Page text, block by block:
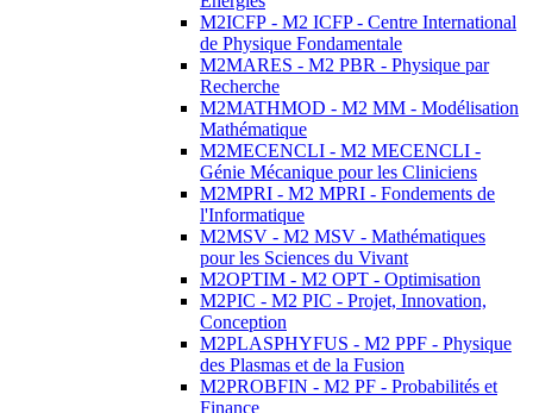
M2ICFP - M2 ICFP - Centre International
de Physique Fondamentale
M2MARES - M2 PBR - Physique par
Recherche
M2MATHMOD - M2 MM - Modélisation
Mathématique
M2MECENCLI - M2 MECENCLI -
Génie Mécanique pour les Cliniciens
M2MPRI - M2 MPRI - Fondements de
l'Informatique
M2MSV - M2 MSV - Mathématiques
pour les Sciences du Vivant
M2OPTIM - M2 OPT - Optimisation
M2PIC - M2 PIC - Projet, Innovation,
Conception
M2PLASPHYFUS - M2 PPF - Physique
des Plasmas et de la Fusion
M2PROBFIN - M2 PF - Probabilités et
Finance